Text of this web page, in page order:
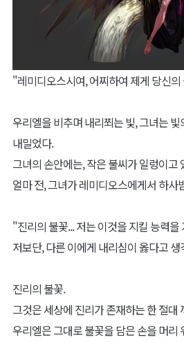
"레미디오스시여, 어찌하여 제게 당신
우리엘을 비추며 내리쬐는 빛, 그녀는
내밀었다.
그녀의 손안에는, 작은 불씨가 일렁이고
얼마 전, 그녀가 레미디오스에게서 하사
"진리의 불꽃... 저는 이것을 지킬 능력을
저보단, 다른 이에게 내리심이 옳다고 생
진리의 불꽃.
그것은 세상에 진리가 존재하는 한 절대
우리엘은 그대로 불꽃을 담은 손을 머리